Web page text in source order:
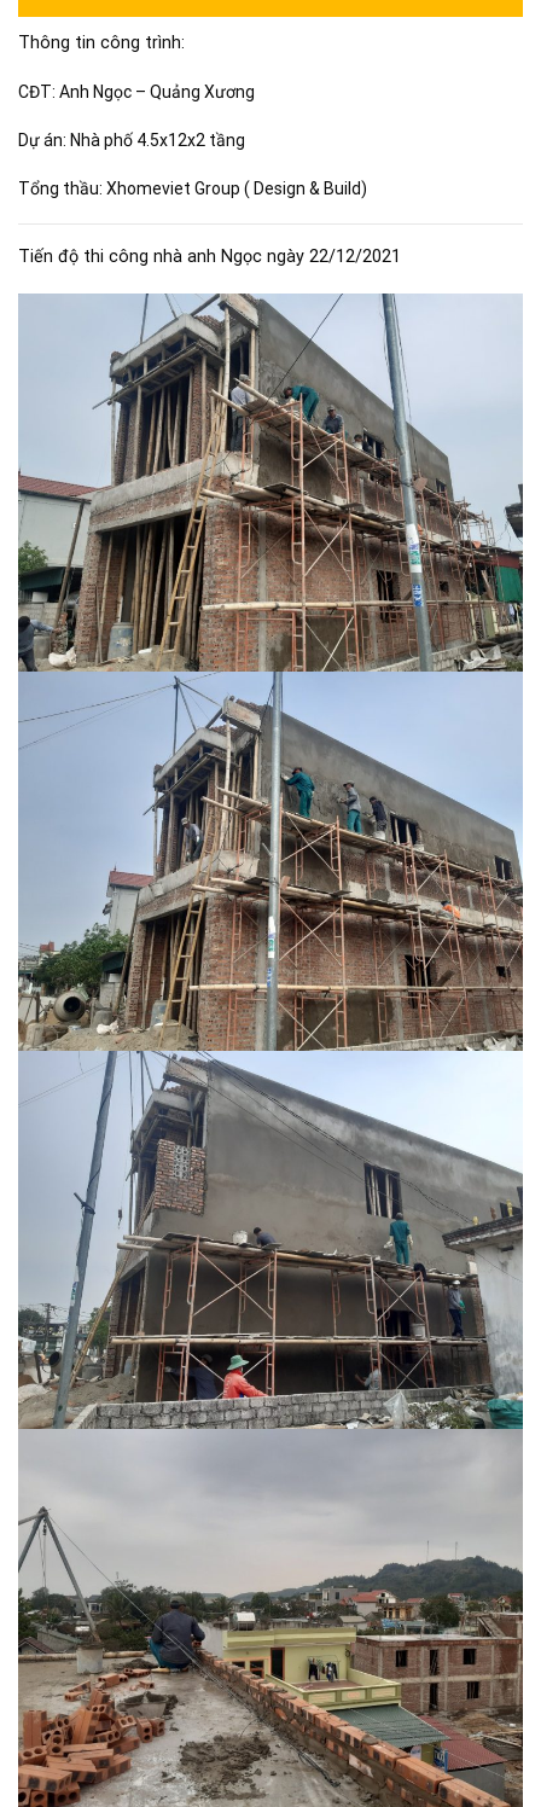
Thông tin công trình:
CĐT: Anh Ngọc – Quảng Xương
Dự án: Nhà phố 4.5x12x2 tầng
Tổng thầu: Xhomeviet Group ( Design & Build)
Tiến độ thi công nhà anh Ngọc ngày 22/12/2021